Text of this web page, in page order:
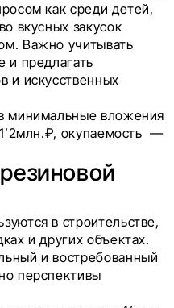
как среди детей,
вкусных закусок
Важно учитывать
и предлагать
и искусственных
минимальные вложения
1’2млн.₽, окупаемость —
в строительстве,
и других объектах.
и востребованный
перспективы